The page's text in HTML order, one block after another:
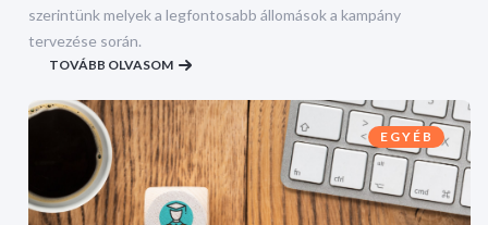
szerintünk melyek a legfontosabb állomások a kampány
tervezése során.
TOVÁBB OLVASOM
EGYÉB